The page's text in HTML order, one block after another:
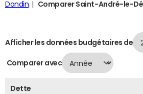
Dondin
Comparer Saint-André-le-
Afficher les données budgétaires de
Comparer avec
Dette